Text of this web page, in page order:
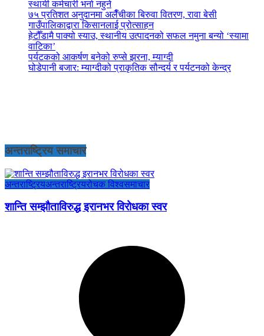
स्थायी कर्मचारी भर्ना नहुने
७५ प्रतिशत अनुदानमा अलैँचीका बिरुवा वितरण, रावा बेसी
गाउँपालिकाद्वारा किसानलाई प्रोत्साहन
हेटौँडामै पाक्यो स्याउ, स्थानीय उत्पादनको सफल नमुना बन्यो ‘स्यामा
वाटिका’
पर्यटकको आकर्षण बनेको रुप्से झरना, म्याग्दी
घोडेपानी बजार: म्याग्दीको प्राकृतिक सौन्दर्य र पर्यटनको केन्द्र
अन्तराष्ट्रिय समाचार
अन्तराष्ट्रियअन्तराष्ट्रियरोचक विश्वसमाचार
शान्ति सम्झौताविरुद्ध इरानभर विरोधका स्वर